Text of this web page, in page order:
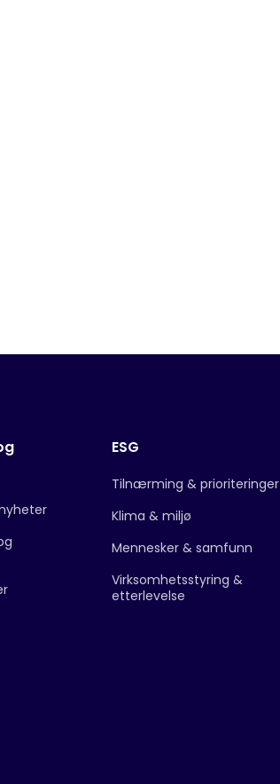
ESG
Tilnærming & prioriteringer
Klima & miljø
Mennesker & samfunn
Virksomhetsstyring &
etterlevelse